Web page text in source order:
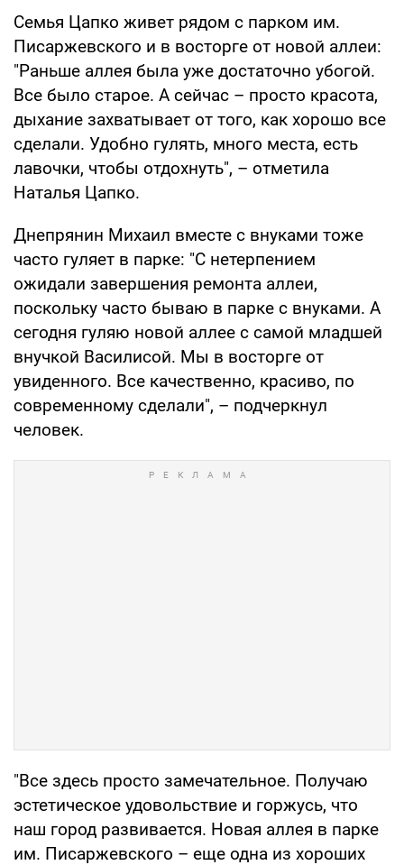
Семья Цапко живет рядом с парком им.
Писаржевского и в восторге от новой аллеи:
"Раньше аллея была уже достаточно убогой.
Все было старое. А сейчас – просто красота,
дыхание захватывает от того, как хорошо все
сделали. Удобно гулять, много места, есть
лавочки, чтобы отдохнуть", – отметила
Наталья Цапко.
Днепрянин Михаил вместе с внуками тоже
часто гуляет в парке: "С нетерпением
ожидали завершения ремонта аллеи,
поскольку часто бываю в парке с внуками. А
сегодня гуляю новой аллее с самой младшей
внучкой Василисой. Мы в восторге от
увиденного. Все качественно, красиво, по
современному сделали", – подчеркнул
человек.
"Все здесь просто замечательное. Получаю
эстетическое удовольствие и горжусь, что
наш город развивается. Новая аллея в парке
им. Писаржевского – еще одна из хороших